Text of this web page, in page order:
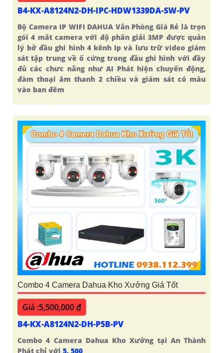
B4-KX-A8124N2-DH-IPC-HDW1339DA-SW-PV
Bộ Camera IP WIFI DAHUA Văn Phòng Giá Rẻ là trọn
gói 4 mắt camera với độ phân giải 3MP được quản
lý bở đầu ghi hình 4 kênh Ip và lưu trữ video giám
sát tập trung về ổ cứng trong đầu ghi hình với đầy
đủ các chưc năng như AI Phát hiện chuyển động,
đàm thoại âm thanh 2 chiều và giám sát có màu
vào ban đêm
Combo 4 Camera Dahua Kho Xưởng Giá Tốt
Giá :5,500,000 ₫
B4-KX-A8124N2-DH-P5B-PV
Combo 4 Camera Dahua Kho Xưởng tại An Thành
Phát chỉ với 5. 500